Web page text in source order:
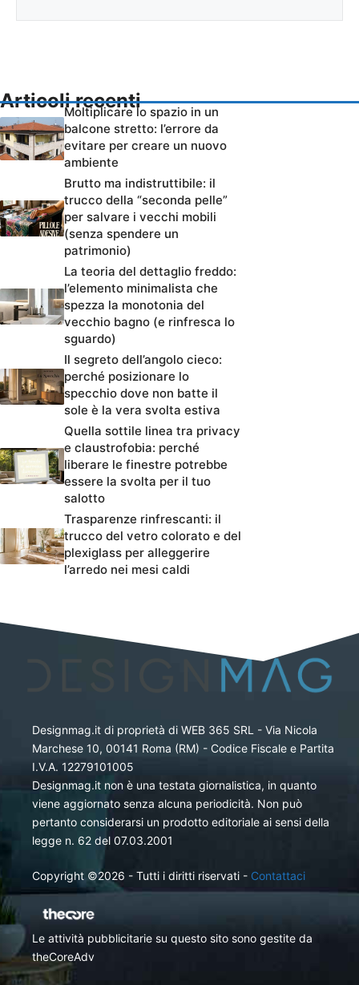
Articoli recenti
Moltiplicare lo spazio in un
balcone stretto: l’errore da
evitare per creare un nuovo
ambiente
Brutto ma indistruttibile: il
trucco della “seconda pelle”
per salvare i vecchi mobili
(senza spendere un
patrimonio)
La teoria del dettaglio freddo:
l’elemento minimalista che
spezza la monotonia del
vecchio bagno (e rinfresca lo
sguardo)
Il segreto dell’angolo cieco:
perché posizionare lo
specchio dove non batte il
sole è la vera svolta estiva
Quella sottile linea tra privacy
e claustrofobia: perché
liberare le finestre potrebbe
essere la svolta per il tuo
salotto
Trasparenze rinfrescanti: il
trucco del vetro colorato e del
plexiglass per alleggerire
l’arredo nei mesi caldi
Designmag.it di proprietà di WEB 365 SRL - Via Nicola
Marchese 10, 00141 Roma (RM) - Codice Fiscale e Partita
I.V.A. 12279101005
Designmag.it non è una testata giornalistica, in quanto
viene aggiornato senza alcuna periodicità. Non può
pertanto considerarsi un prodotto editoriale ai sensi della
legge n. 62 del 07.03.2001
Copyright ©2026 - Tutti i diritti riservati - Contattaci
Le attività pubblicitarie su questo sito sono gestite da
theCoreAdv